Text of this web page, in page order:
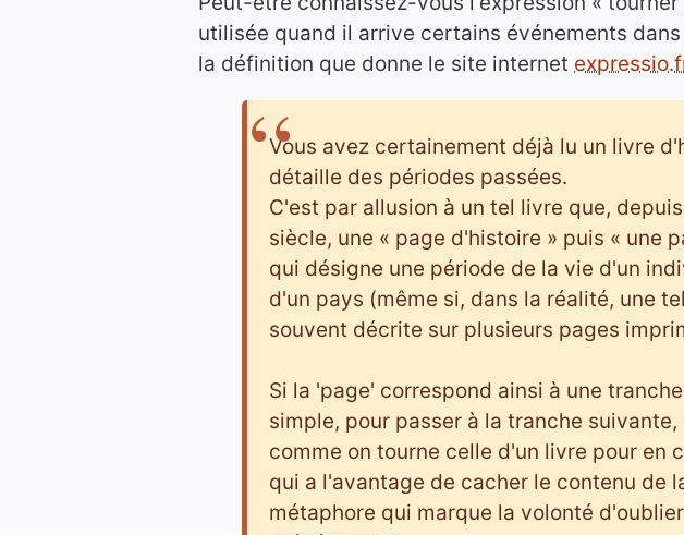
utilisée quand il arrive certains événements
la définition que donne le site internet
Vous avez certainement déjà lu un livre
détaille des périodes passées.
C'est par allusion à un tel livre que,
siècle, une « page d'histoire » puis « une
qui désigne une période de la vie d'un
d'un pays (même si, dans la réalité, une
souvent décrite sur plusieurs pages
Si la 'page' correspond ainsi à une
simple, pour passer à la tranche suivante,
comme on tourne celle d'un livre pour en
qui a l'avantage de cacher le contenu de
métaphore qui marque la volonté